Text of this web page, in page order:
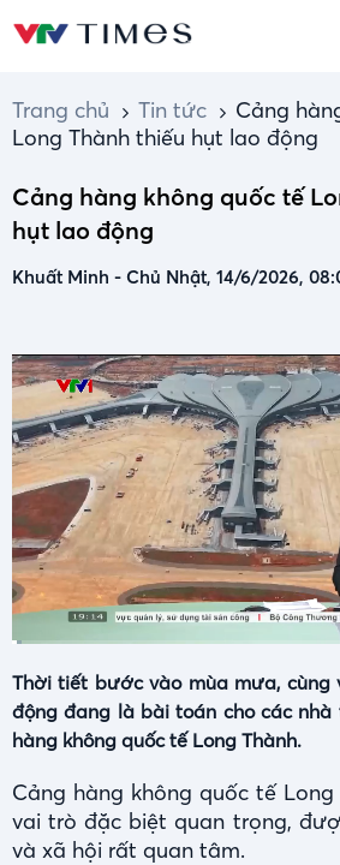
Trang chủ Tin tức
Cảng
Long Thành thiếu hụt lao động
Cảng hàng không quốc tế
hụt lao động
Khuất Minh - Chủ Nhật, 14/6/2026,
Time
Thời tiết bước vào mùa mưa, cùng
động đang là bài toán cho các
hàng không quốc tế Long Thành.
Cảng hàng không quốc tế
vai trò đặc biệt quan trọng,
và xã hội rất quan tâm.